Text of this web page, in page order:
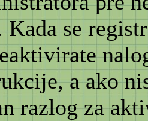
se
a ako
razlog za